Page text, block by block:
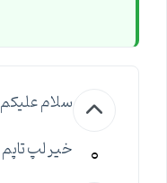
0
سلام علیکم rasool1
خیر لپ تاپم